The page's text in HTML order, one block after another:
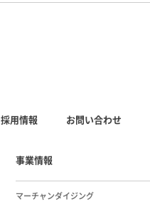
採用情報 お問い合わせ
事業情報
マーチャンダイジング